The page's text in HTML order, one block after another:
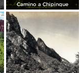
Camino a Chipinque